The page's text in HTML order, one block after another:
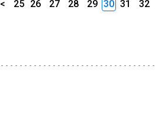
< 25 26 27 28 29 30 31 32